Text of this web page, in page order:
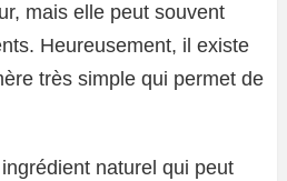
mais elle peut souvent
Heureusement, il existe
très simple qui permet de
naturel qui peut